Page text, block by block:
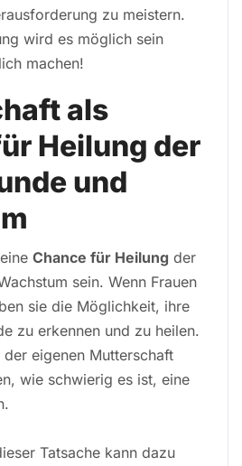
zu meistern.
wird es möglich sein
machen!
als
Heilung der
und
Chance für Heilung der
sein. Wenn Frauen
sie die Möglichkeit, ihre
zu erkennen und zu heilen.
eigenen Mutterschaft
wie schwierig es ist, eine
Tatsache kann dazu